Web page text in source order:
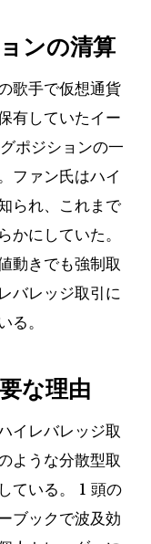
ンの清算
歌手で仮想通貨
有していたイー
ポジションの一
ファン氏はハイ
られ、これまで
かにしていた。
動きでも強制取
バレッジ取引に
る。
な理由
イレバレッジ取
ような分散型取
ている。 1 頭の
ブックで波及効